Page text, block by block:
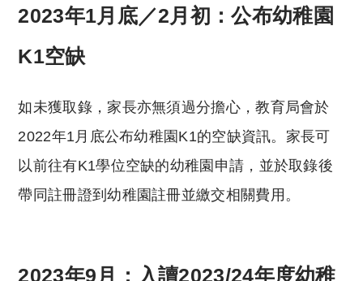
2023年1月底／2月初：公布幼稚園
K1空缺
如未獲取錄，家長亦無須過分擔心，教育局會於
2022年1月底公布幼稚園K1的空缺資訊。家長可
以前往有K1學位空缺的幼稚園申請，並於取錄後
帶同註冊證到幼稚園註冊並繳交相關費用。
2023年9月： 入讀2023/24年度幼稚